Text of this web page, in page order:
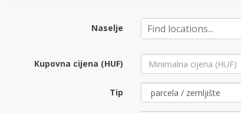
Naselje
Kupovna cijena (HUF)
Tip